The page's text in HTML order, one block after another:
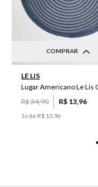
COMPRAR
LE LIS
R$34,90 R$ 13 96
1x de R$ 13 96